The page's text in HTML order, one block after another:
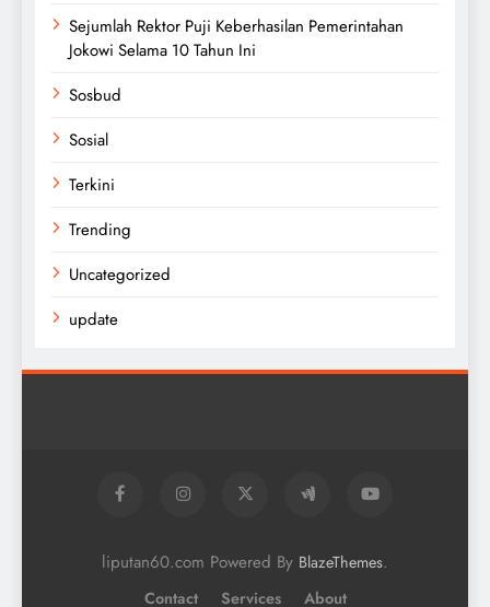
Sejumlah Rektor Puji Keberhasilan Pemerintahan
Jokowi Selama 10 Tahun Ini
Sosbud
Sosial
Terkini
Trending
Uncategorized
update
liputan60.com Powered By BlazeThemes.
Contact Services About